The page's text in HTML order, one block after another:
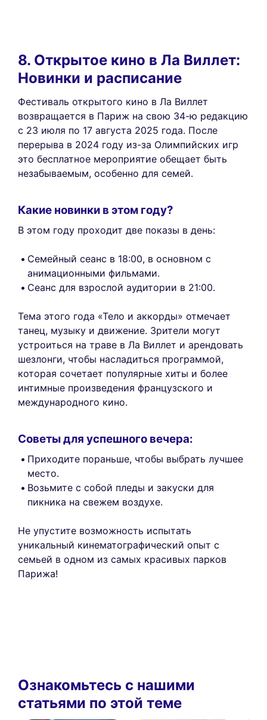
8. Открытое кино в Ла Виллет:
Новинки и расписание
Фестиваль открытого кино в Ла Виллет
возвращается в Париж на свою 34-ю редакцию
с 23 июля по 17 августа 2025 года. После
перерыва в 2024 году из-за Олимпийских игр
это бесплатное мероприятие обещает быть
незабываемым, особенно для семей.
Какие новинки в этом году?
В этом году проходит две показы в день:
Семейный сеанс в 18:00, в основном с
анимационными фильмами.
Сеанс для взрослой аудитории в 21:00.
Тема этого года «Тело и аккорды» отмечает
танец, музыку и движение. Зрители могут
устроиться на траве в Ла Виллет и арендовать
шезлонги, чтобы насладиться программой,
которая сочетает популярные хиты и более
интимные произведения французского и
международного кино.
Советы для успешного вечера:
Приходите пораньше, чтобы выбрать лучшее
место.
Возьмите с собой пледы и закуски для
пикника на свежем воздухе.
Не упустите возможность испытать
уникальный кинематографический опыт с
семьей в одном из самых красивых парков
Парижа!
Ознакомьтесь с нашими
статьями по этой теме